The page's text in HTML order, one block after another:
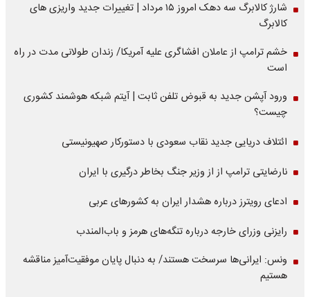
شارژ کالابرگ سه دهک امروز ۱۵ مرداد | تغییرات جدید واریزی های
کالابرگ
خشم ترامپ از عاملان افشاگری‌ علیه آمریکا/ زندان طولانی مدت در راه
است
ورود آپشن جدید به قبوض تلفن ثابت | آیتم شبکه هوشمند کشوری
چیست؟
ائتلاف دریایی جدید نقاب سعودی با دستورکار صهیونیستی
نارضایتی ترامپ از از وزیر جنگ بخاطر درگیری با ایران
ادعای رویترز درباره هشدار ایران به کشورهای عربی
رایزنی وزرای خارجه درباره تنگه‌های هرمز و باب‌المندب
ونس: ایرانی‌ها سرسخت هستند/ به دنبال پایان موفقیت‌آمیز مناقشه
هستیم